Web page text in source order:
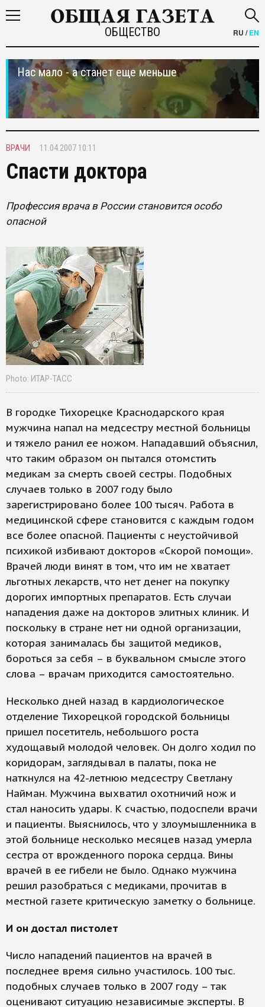
ОБЩЕСТВО RU /EN
Нас мало - а станет еще меньше
ВРАЧИ 11.04.2007 10:11
Спасти доктора
Профессия врача в России становится особо
опасной
Photo: ИТАР-ТАСС
В городке Тихорецке Краснодарского края
мужчина напал на медсестру местной больницы
и тяжело ранил ее ножом. Нападавший объяснил,
что таким образом он пытался отомстить
медикам за смерть своей сестры. Подобных
случаев только в 2007 году было
зарегистрировано более 100 тысяч. Работа в
медицинской сфере становится с каждым годом
все более опасной. Пациенты с неустойчивой
психикой избивают докторов «Скорой помощи».
Врачей люди винят в том, что им не хватает
льготных лекарств, что нет денег на покупку
дорогих импортных препаратов. Есть случаи
нападения даже на докторов элитных клиник. И
поскольку в стране нет ни одной организации,
которая занималась бы защитой медиков,
бороться за себя – в буквальном смысле этого
слова – врачам приходится самостоятельно.
Несколько дней назад в кардиологическое
отделение Тихорецкой городской больницы
пришел посетитель, небольшого роста
худощавый молодой человек. Он долго ходил по
коридорам, заглядывал в палаты, пока не
наткнулся на 42-летнюю медсестру Светлану
Найман. Мужчина выхватил охотничий нож и
стал наносить удары. К счастью, подоспели врачи
и пациенты. Выяснилось, что у злоумышленника в
этой больнице несколько месяцев назад умерла
сестра от врожденного порока сердца. Вины
врачей в ее гибели не было. Однако мужчина
решил разобраться с медиками, прочитав в
местной газете критическую заметку о больнице.
И он достал пистолет
Число нападений пациентов на врачей в
последнее время сильно участилось. 100 тыс.
подобных случаев только в 2007 году – так
оценивают ситуацию независимые эксперты. В